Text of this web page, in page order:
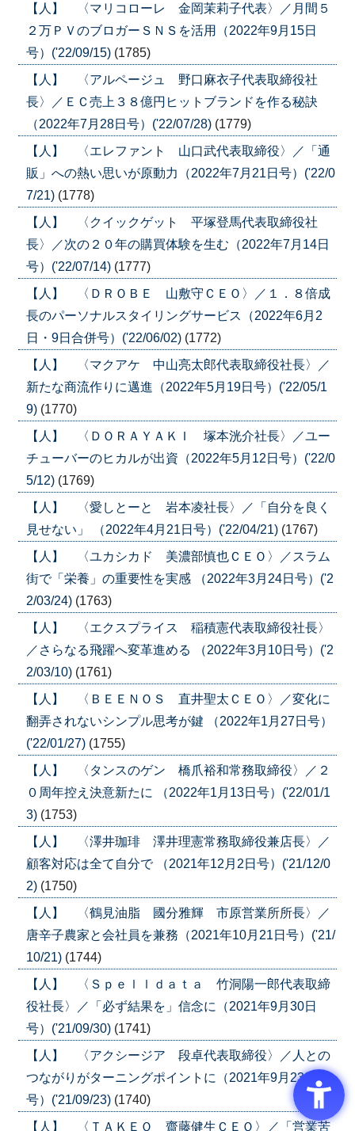
【人】 〈マリコローレ 金岡茉莉子代表〉／月間５
２万ＰＶのブロガーＳＮＳを活用（2022年9月15日
号）('22/09/15) (1785)
【人】 〈アルページュ 野口麻衣子代表取締役社
長〉／ＥＣ売上３８億円ヒットブランドを作る秘訣
（2022年7月28日号）('22/07/28) (1779)
【人】 〈エレファント 山口武代表取締役〉／「通
販」への熱い思いが原動力（2022年7月21日号）('22/0
7/21) (1778)
【人】 〈クイックゲット 平塚登馬代表取締役社
長〉／次の２０年の購買体験を生む（2022年7月14日
号）('22/07/14) (1777)
【人】 〈ＤＲＯＢＥ 山敷守ＣＥＯ〉／１．８倍成
長のパーソナルスタイリングサービス（2022年6月2
日・9日合併号）('22/06/02) (1772)
【人】 〈マクアケ 中山亮太郎代表取締役社長〉／
新たな商流作りに邁進（2022年5月19日号）('22/05/1
9) (1770)
【人】 〈ＤＯＲＡＹＡＫＩ 塚本洸介社長〉／ユー
チューバーのヒカルが出資（2022年5月12日号）('22/0
5/12) (1769)
【人】 〈愛しとーと 岩本凌社長〉／「自分を良く
見せない」 （2022年4月21日号）('22/04/21) (1767)
【人】 〈ユカシカド 美濃部慎也ＣＥＯ〉／スラム
街で「栄養」の重要性を実感 （2022年3月24日号）('2
2/03/24) (1763)
【人】 〈エクスプライス 稲積憲代表取締役社長〉
／さらなる飛躍へ変革進める （2022年3月10日号）('2
2/03/10) (1761)
【人】 〈ＢＥＥＮＯＳ 直井聖太ＣＥＯ〉／変化に
翻弄されないシンプル思考が鍵 （2022年1月27日号）
('22/01/27) (1755)
【人】 〈タンスのゲン 橋爪裕和常務取締役〉／２
０周年控え決意新たに （2022年1月13日号）('22/01/1
3) (1753)
【人】 〈澤井珈琲 澤井理憲常務取締役兼店長〉／
顧客対応は全て自分で （2021年12月2日号）('21/12/0
2) (1750)
【人】 〈鶴見油脂 國分雅輝 市原営業所所長〉／
唐辛子農家と会社員を兼務（2021年10月21日号）('21/
10/21) (1744)
【人】 〈Ｓｐｅｌｌｄａｔａ 竹洞陽一郎代表取締
役社長〉／「必ず結果を」信念に（2021年9月30日
号）('21/09/30) (1741)
【人】 〈アクシージア 段卓代表取締役〉／人との
つながりがターニングポイントに（2021年9月23日
号）('21/09/23) (1740)
【人】 〈ＴＡＫＥＯ 齋藤健生ＣＥＯ〉／「営業苦